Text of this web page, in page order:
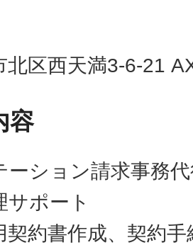
北区西天満3-6-21
容
ーション請求事務
サポート
契約書作成、契約